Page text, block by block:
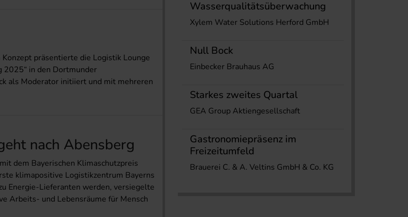
präsentierte die Logistik Lounge
2025“ in den Dortmunder
als Moderator initiiert und mit mehreren
nach Abensberg
dem Bayerischen Klimaschutzpreis
klimapositive Logistikzentrum Bayerns
Energie-Lieferanten werden, versiegelte
Arbeits- und Lebensräume für Mensch
Wasserqualitätsüberwachung
Xylem Water Solutions Herford GmbH
Null Bock
Einbecker Brauhaus AG
Starkes zweites Quartal
GEA Group Aktiengesellschaft
Gastronomiepräsenz im
Freizeitumfeld
Brauerei C. & A. Veltins GmbH & Co. KG